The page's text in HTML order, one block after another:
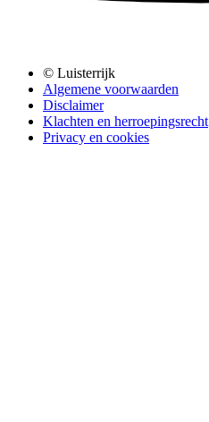
© Luisterrijk
Algemene voorwaarden
Disclaimer
Klachten en herroepingsrecht
Privacy en cookies